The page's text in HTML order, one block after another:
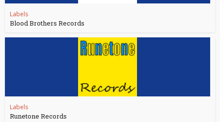
Labels
Blood Brothers Records
Labels
Runetone Records